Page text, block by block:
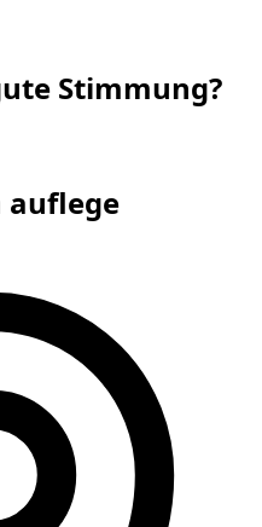
Stimmung?
auflege